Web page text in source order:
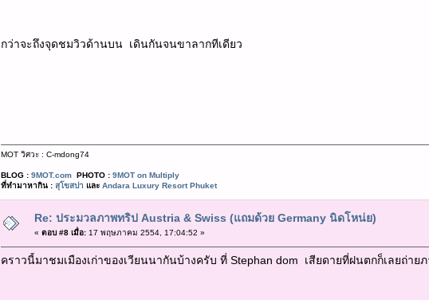
กว่าจะถึงจุดชมวิวด้านบน เดินกันจนขาลากทีเดียว
MOT วิศวะ : C-mdong74
BLOG : 9MOT.comPHOTO : 9MOT on Multiply
ที่ทำมาหากิน : สุโขสปา และ Andara Luxury Resort Phuket
Re: ประมวลภาพทริป Austria & Swiss (แถมด้วย Germany นิดโหน่ย)
« ตอบ #8 เมื่อ:17 พฤษภาคม 2554, 17:04:52 »
คราวนี้มาชมเมืองเก่าของเวียนนากันบ้างครับ ที่ Stephan dom เสียดายที่ฝนตกก็เลยถ่ายภ